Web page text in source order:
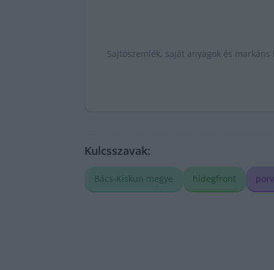
Sajtószemlék, saját anyagok és
Kulcsszavak:
Bács-Kiskun megye hidegfront